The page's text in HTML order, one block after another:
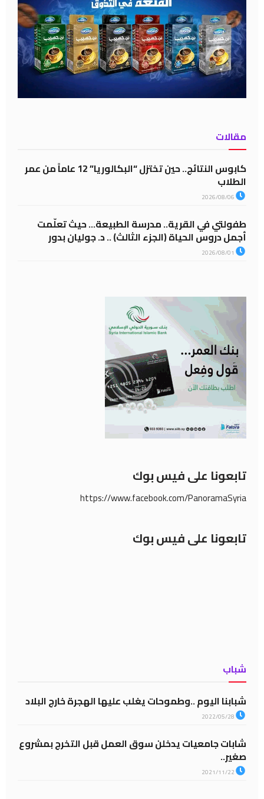
مقالات
كابوس النتائج.. حين تختزل “البكالوريا” 12 عاماً من عمر
الطلاب
طفولتي في القرية.. مدرسة الطبيعة… حيث تعلّمت
أجمل دروس الحياة (الجزء الثالث) .. د. جوليان بدور
تابعونا على فيس بوك
https://www.facebook.com/PanoramaSyria
تابعونا على فيس بوك
شباب
شبابنا اليوم ..وطموحات يغلب عليها الهجرة خارج البلاد
شابات جامعيات يدخلن سوق العمل قبل التخرج بمشروع
صغير..